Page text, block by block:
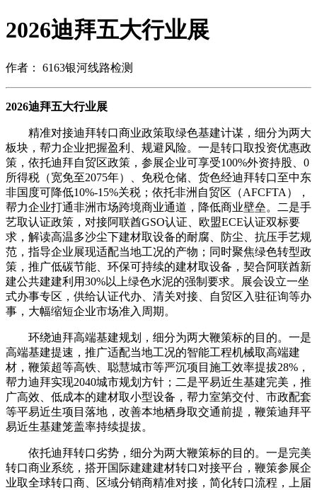
2026迪拜五大行业展
作者： 6163银河线路检测
2026迪拜五大行业展
精准对接迪拜转口商业政策取绿色基建计谋，细分为两大
板块，帮力企业把握盈利、规避风险。一是转口取投资优惠政
策，依托迪拜自贸区政策，参展企业可享受100%外资持股、0
所得税（宽免至2075年）、免税仓储、货色经迪拜转口至中东
非国度可降低10%-15%关税；依托非洲自贸区（AFCFTA），
帮力企业打通非洲市场跨境商业通道，降低商业壁垒。二是手
艺取认证政策，对接阿联酋GSO认证、欧盟ECE认证双标要
求，解读高温多沙尘下建材取设备的耐腐、防尘、抗压手艺规
范，指导企业展现适配当地工况的产物；同时聚焦绿色转型政
策，推广低碳节能、环保可持续的建材取设备，契合阿联酋新
建公共建建利用30%以上绿色水泥的强制要求。展会设立一坐
式办事专区，供给认证代办、清关对接、自贸区入驻征询等办
事，大幅缩短企业市场准入周期。
环绕迪拜高端基建规划，细分为两大鞭策标的目的。一是
高端基建提速，推广适配当地工况的智能工程机械取高端建
材，鞭策超等高铁、聪慧城市等严沉项目施工效率提拔28%，
帮力迪拜实现2040城市规划方针；二是平易近生基建完美，推
广高效、低成本的建材取小型设备，帮力室第交付、市政配套
等平易近生项目落地，改善本地栖身取交通前提，鞭策迪拜平
易近生基建笼盖率持续提拔。
依托迪拜转口劣势，细分为两大鞭策标的目的。一是完美
转口商业系统，搭开国际建建建材转口对接平台，鞭策参展企
业取全球转口商、区域分销商精准对接，简化转口流程，上届